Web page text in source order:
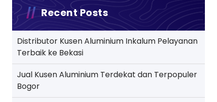
Recent Posts
Distributor Kusen Aluminium Inkalum Pelayanan
Terbaik ke Bekasi
Jual Kusen Aluminium Terdekat dan Terpopuler
Bogor